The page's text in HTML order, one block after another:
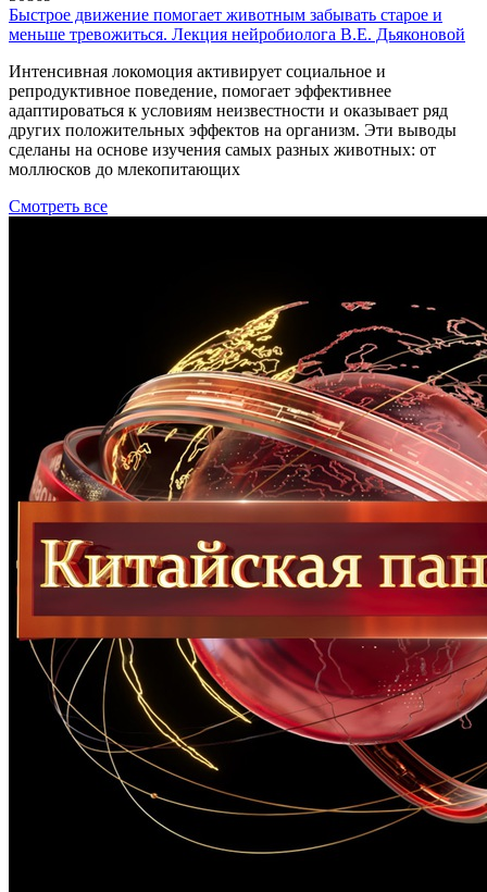
Быстрое движение помогает животным забывать старое и
меньше тревожиться. Лекция нейробиолога В.Е. Дьяконовой
Интенсивная локомоция активирует социальное и
репродуктивное поведение, помогает эффективнее
адаптироваться к условиям неизвестности и оказывает ряд
других положительных эффектов на организм. Эти выводы
сделаны на основе изучения самых разных животных: от
моллюсков до млекопитающих
Смотреть все